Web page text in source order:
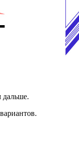
дальше.